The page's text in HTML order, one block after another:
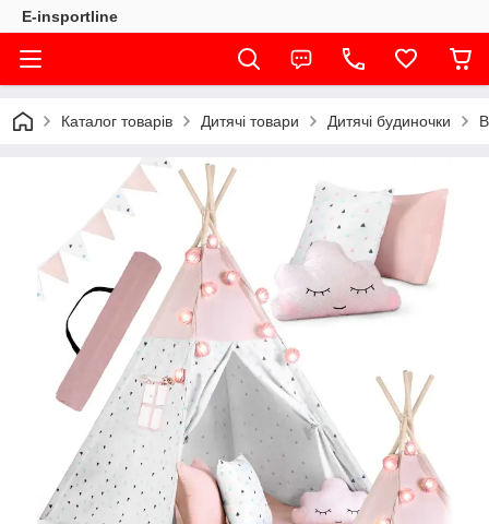
E-insportline
Каталог товарів Дитячі товари Дитячі будиночки